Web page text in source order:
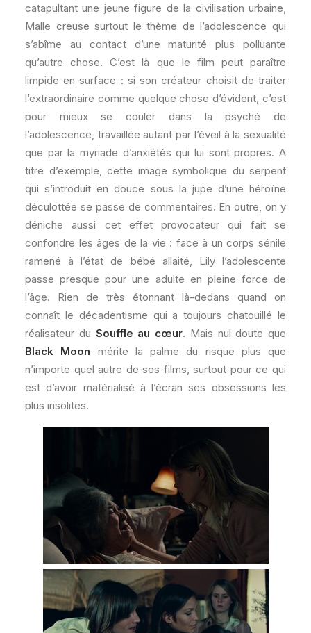
catapultant une jeune figure de la civilisation urbaine,
Malle creuse surtout le thème de l’adolescence qui
s’abîme au contact d’une maturité plus polluante
qu’autre chose. C’est là que le film peut paraître
limpide en surface : si son créateur choisit de traiter
l’extraordinaire comme quelque chose d’évident, c’est
pour mieux se couler dans la psyché de
l’adolescence, travaillée autant par l’éveil à la sexualité
que par la myriade d’anxiétés qui lui sont propres. A
titre d’exemple, cette image symbolique du serpent
qui s’introduit en douce sous la jupe d’une héroïne
déculottée se passe de commentaires. En outre, on y
déniche aussi cet effet provocateur qui fait se
confondre les âges de la vie : face à un corps sénile
ramené à l’état de bébé allaité, Lily l’adolescente
passe presque pour une adulte en pleine force de
l’âge. Rien de très étonnant là-dedans quand on
connaît le décadentisme qui a toujours chatouillé le
réalisateur du Souffle au cœur. Mais nul doute que
Black Moon mérite la palme du risque plus que
n’importe quel autre de ses films, surtout pour ce qui
est d’avoir matérialisé à l’écran ses obsessions les
plus insolites.